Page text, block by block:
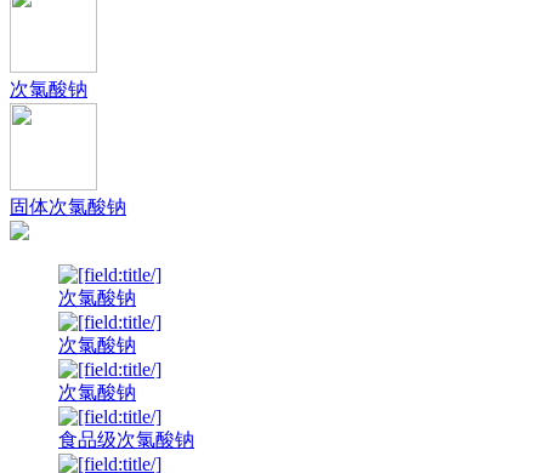
次氯酸钠
固体次氯酸钠
次氯酸钠
次氯酸钠
次氯酸钠
食品级次氯酸钠